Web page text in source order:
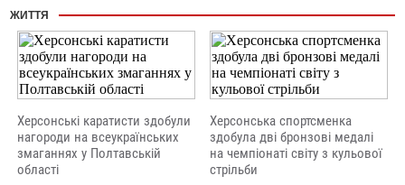
ЖИТТЯ
Херсонські каратисти здобули
нагороди на всеукраїнських
змаганнях у Полтавській
області
Херсонська спортсменка
здобула дві бронзові медалі
на чемпіонаті світу з кульової
стрільби